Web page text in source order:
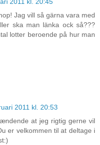
2011 kl. 20:45
Jag vill så gärna vara med
ska man länka ock så???
lotter beroende på hur man
2011 kl. 20:53
at jeg rigtig gerne vil
er velkommen til at deltage i